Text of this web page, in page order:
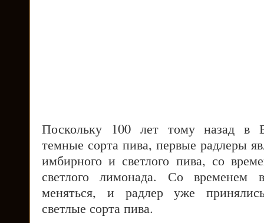
Поскольку 100 лет тому назад в
темные сорта пива, первые радлеры
имбирного и светлого пива, со
светлого лимонада. Со временем
меняться, и радлер уже
светлые сорта пива.